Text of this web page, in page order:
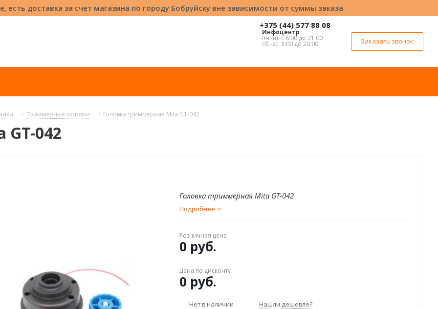
есть доставка за счет магазина по городу Бобруйску вне зависимости от суммы заказа
+375 (44) 577 88 08
Инфоцентр
пн.-пт. с 8:00 до 21:00
сб.-вс. 8:00 до 20:00 Заказать звонок
- Триммерные головки - Головка триммерная Mita GT-042
042
Головка триммерная Mita GT-042
Подробнее
Розничная цена
0 руб.
Цена по дисконту
0 руб.
Нет в наличии Нашли дешевле?